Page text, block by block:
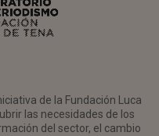
de la Fundación Luca
las necesidades de los
del sector, el cambio